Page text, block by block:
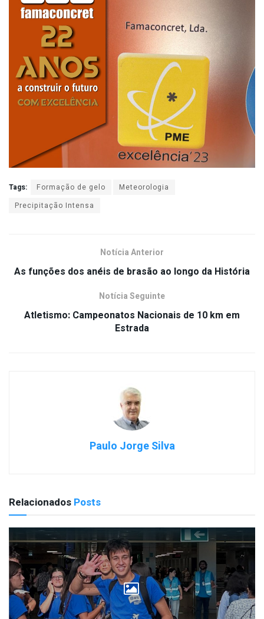
Tags: Formação de gelo
Meteorologia
Precipitação Intensa
Notícia Anterior
As funções dos anéis de brasão ao longo da História
Notícia Seguinte
Atletismo: Campeonatos Nacionais de 10 km em
Estrada
Paulo Jorge Silva
Relacionados Posts